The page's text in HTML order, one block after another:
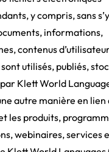
y compris, sans
informations,
contenus
utilisés, publiés,
Klett World
autre manière en lien
les produits,
webinaires, services